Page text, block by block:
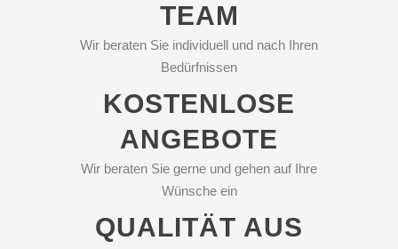
TEAM
Wir beraten Sie individuell und nach Ihren
Bedürfnissen
KOSTENLOSE
ANGEBOTE
Wir beraten Sie gerne und gehen auf Ihre
Wünsche ein
QUALITÄT AUS